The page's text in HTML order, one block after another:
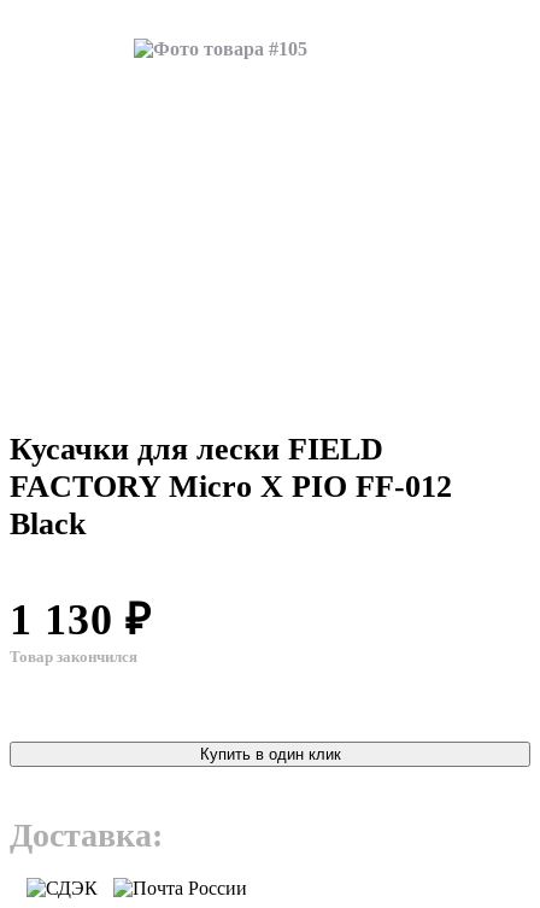
Кусачки для лески FIELD
FACTORY Micro X PIO FF-012
Black
1 130 ₽
Товар закончился
Купить в один клик
Доставка: